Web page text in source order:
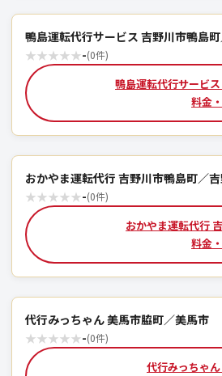
鴨島運転代行サービス 吉野川市鴨島
★★★★★-(0件)
鴨島運転代行サービ
料金
おかやま運転代行 吉野川市鴨島町／
★★★★★-(0件)
おかやま運転代行
料金
代行みっちゃん 美馬市脇町／美馬市
★★★★★-(0件)
代行みっちゃ